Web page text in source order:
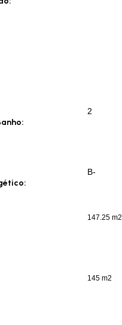
2
B-
147.25 m2
145 m2